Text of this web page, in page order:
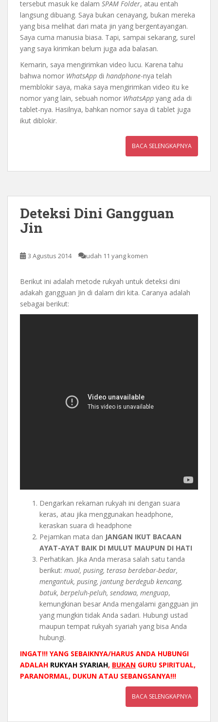
tersebut masuk ke dalam SPAM Folder, atau entah
langsung dibuang. Saya bukan cenayang, bukan mereka
yang bisa melihat dari mata jin yang bergentayangan.
Saya cuma manusia biasa. Tapi, sampai sekarang, surel
yang saya kirimkan belum juga ada balasan.
Kemarin, saya mengirimkan video lucu. Karena tahu
bahwa nomor WhatsApp di handphone-nya telah
memblokir saya, maka saya mengirimkan video itu ke
nomor yang lain, sebuah nomor WhatsApp yang ada di
tablet-nya. Hasilnya, bahkan nomor saya di tablet juga
ikut diblokir.
BACA SELENGKAPNYA
Deteksi Dini Gangguan
Jin
3 Agustus 2014 udah 11 yang komen
Berikut ini adalah metode rukyah untuk deteksi dini
adakah gangguan Jin di dalam diri kita. Caranya adalah
sebagai berikut:
Dengarkan rekaman rukyah ini dengan suara
keras, atau jika menggunakan headphone,
keraskan suara di headphone
Pejamkan mata dan JANGAN IKUT BACAAN
AYAT-AYAT BAIK DI MULUT MAUPUN DI HATI
Perhatikan. Jika Anda merasa salah satu tanda
berikut: mual, pusing, terasa berdebar-bedar,
mengantuk, pusing, jantung berdegub kencang,
batuk, berpeluh-peluh, sendawa, menguap,
kemungkinan besar Anda mengalami gangguan jin
yang mungkin tidak Anda sadari. Hubungi ustad
maupun tempat rukyah syariah yang bisa Anda
hubungi.
INGAT!!! YANG SEBAIKNYA/HARUS ANDA HUBUNGI
ADALAH RUKYAH SYARIAH, BUKAN GURU SPIRITUAL,
PARANORMAL, DUKUN ATAU SEBANGSANYA!!!
BACA SELENGKAPNYA